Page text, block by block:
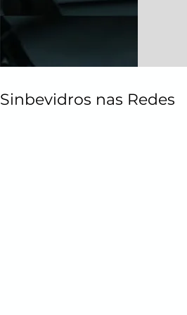
Sinbevidros nas Redes